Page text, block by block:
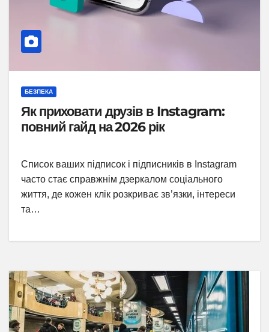
БЕЗПЕКА
Як приховати друзів в Instagram:
повний гайд на 2026 рік
Список ваших підписок і підписників в Instagram
часто стає справжнім дзеркалом соціального
життя, де кожен клік розкриває зв’язки, інтереси
та…